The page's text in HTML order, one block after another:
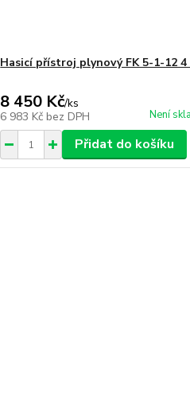
Hasicí přístroj plynový FK 5-1-12 4
8 450 Kč/ks
6 983 Kč bez DPH Není
Přidat do košíku